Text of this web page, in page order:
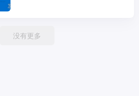
没有更多